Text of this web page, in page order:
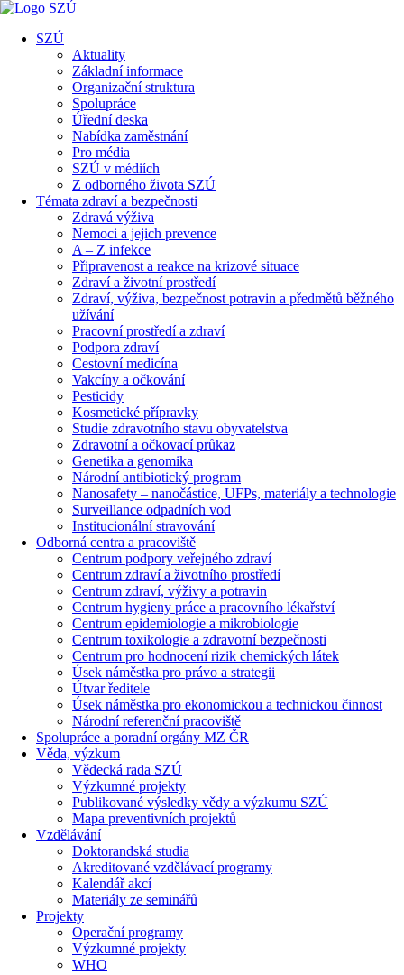
SZÚ
Aktuality
Základní informace
Organizační struktura
Spolupráce
Úřední deska
Nabídka zaměstnání
Pro média
SZÚ v médiích
Z odborného života SZÚ
Témata zdraví a bezpečnosti
Zdravá výživa
Nemoci a jejich prevence
A – Z infekce
Připravenost a reakce na krizové situace
Zdraví a životní prostředí
Zdraví, výživa, bezpečnost potravin a předmětů běžného
užívání
Pracovní prostředí a zdraví
Podpora zdraví
Cestovní medicína
Vakcíny a očkování
Pesticidy
Kosmetické přípravky
Studie zdravotního stavu obyvatelstva
Zdravotní a očkovací průkaz
Genetika a genomika
Národní antibiotický program
Nanosafety – nanočástice, UFPs, materiály a technologie
Surveillance odpadních vod
Institucionální stravování
Odborná centra a pracoviště
Centrum podpory veřejného zdraví
Centrum zdraví a životního prostředí
Centrum zdraví, výživy a potravin
Centrum hygieny práce a pracovního lékařství
Centrum epidemiologie a mikrobiologie
Centrum toxikologie a zdravotní bezpečnosti
Centrum pro hodnocení rizik chemických látek
Úsek náměstka pro právo a strategii
Útvar ředitele
Úsek náměstka pro ekonomickou a technickou činnost
Národní referenční pracoviště
Spolupráce a poradní orgány MZ ČR
Věda, výzkum
Vědecká rada SZÚ
Výzkumné projekty
Publikované výsledky vědy a výzkumu SZÚ
Mapa preventivních projektů
Vzdělávání
Doktorandská studia
Akreditované vzdělávací programy
Kalendář akcí
Materiály ze seminářů
Projekty
Operační programy
Výzkumné projekty
WHO